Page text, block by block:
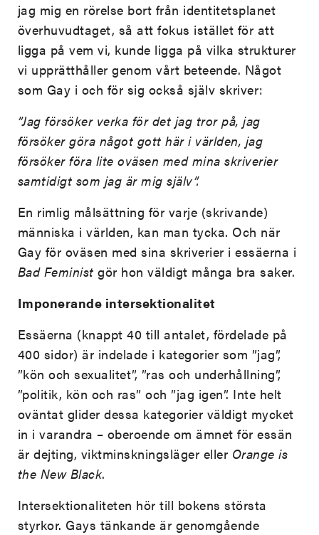
jag mig en rörelse bort från identitetsplanet
överhuvudtaget, så att fokus istället för att
ligga på vem vi, kunde ligga på vilka strukturer
vi upprätthåller genom vårt beteende. Något
som Gay i och för sig också själv skriver:
”Jag försöker verka för det jag tror på, jag
försöker göra något gott här i världen, jag
försöker föra lite oväsen med mina skriverier
samtidigt som jag är mig själv”.
En rimlig målsättning för varje (skrivande)
människa i världen, kan man tycka. Och när
Gay för oväsen med sina skriverier i essäerna i
Bad Feministgör hon väldigt många bra saker.
Imponerande intersektionalitet
Essäerna (knappt 40 till antalet, fördelade på
400 sidor) är indelade i kategorier som ”jag”,
”kön och sexualitet”, ”ras och underhållning”,
”politik, kön och ras” och ”jag igen”. Inte helt
oväntat glider dessa kategorier väldigt mycket
in i varandra – oberoende om ämnet för essän
är dejting, viktminskningsläger eller Orange is
the New Black.
Intersektionaliteten hör till bokens största
styrkor. Gays tänkande är genomgående